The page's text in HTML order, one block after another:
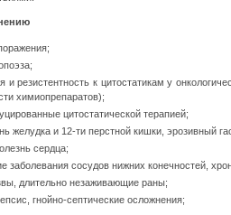
и резистентность к цитостатикам у
химиопрепаратов);
цитостатической терапией;
желудка и 12-ти перстной кишки, эрозивный
сердца;
заболевания сосудов нижних конечностей,
длительно незаживающие раны;
гнойно-септические осложнения;